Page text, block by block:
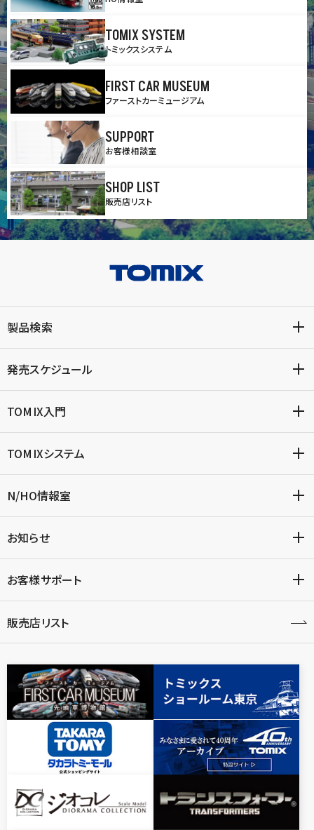
TOMIX SYSTEM
トミックスシステム
FIRST CAR MUSEUM
ファーストカーミュージアム
SUPPORT
お客様相談室
SHOP LIST
販売店リスト
製品検索
発売スケジュール
TOMIX入門
TOMIXシステム
N/HO情報室
お知らせ
お客様サポート
販売店リスト